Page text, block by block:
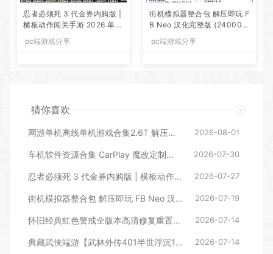
忍者必须死 3 代金券内购版 |
横板动作闯关手游 2026 单机
DK 后台
pc端游戏分享
街机模拟器整合包 解压即玩 F
B Neo 汉化完整版 (24000
pc端游戏分享
猜你喜欢
网游单机离线单机游戏合集2.6T 解压即玩 网盘下载 一键端免安装免配置 2026-08-01
车机软件资源合集 CarPlay 魔改定制地图 启动器 常用软件工具合集等等 2026-07-30
忍者必须死 3 代金券内购版 | 横板动作闯关手游 2026 单机一键镜像端 Linux 服务端带 CDK 后台 2026-07-27
街机模拟器整合包 解压即玩 FB Neo 汉化完整版 (24000+游戏)支持手柄摇杆多人游戏 2026-07-19
怀旧经典红色警戒全版本高清修复重置版单机联机地图mod修改器全集合 2026-07-14
典藏武侠端游【武林外传401半世浮沉100级小天位版】2025最新整理单机一键即玩镜像端+Linux手工服务端+网页注册+GM工具+PC客户端+详细搭建教程【站长亲测】 2026-07-14